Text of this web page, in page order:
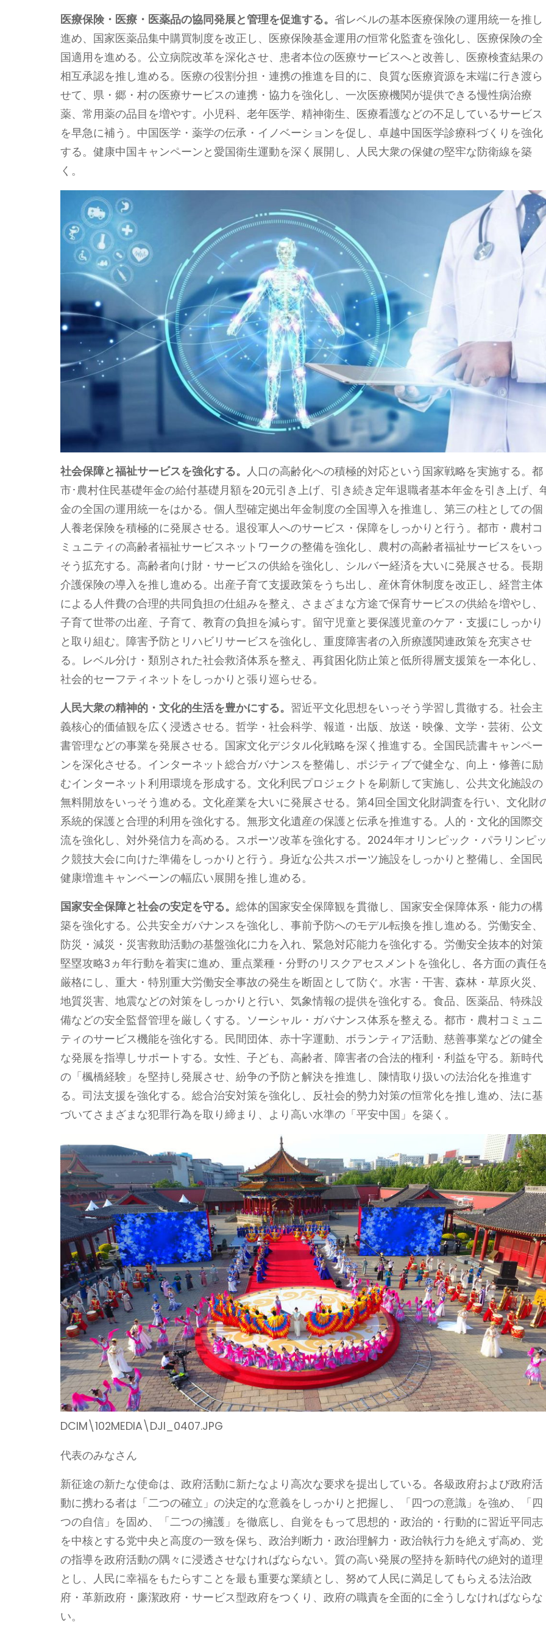
医療保険・医療・医薬品の協同発展と管理を促進する。省レベルの基本医療保険の運用統一を推し
進め、国家医薬品集中購買制度を改正し、医療保険基金運用の恒常化監査を強化し、医療保険の全
国適用を進める。公立病院改革を深化させ、患者本位の医療サービスへと改善し、医療検査結果の
相互承認を推し進める。医療の役割分担・連携の推進を目的に、良質な医療資源を末端に行き渡ら
せて、県・郷・村の医療サービスの連携・協力を強化し、一次医療機関が提供できる慢性病治療
薬、常用薬の品目を増やす。小児科、老年医学、精神衛生、医療看護などの不足しているサービス
を早急に補う。中国医学・薬学の伝承・イノベーションを促し、卓越中国医学診療科づくりを強化
する。健康中国キャンペーンと愛国衛生運動を深く展開し、人民大衆の保健の堅牢な防衛線を築
く。
社会保障と福祉サービスを強化する。 人口の高齢化への積極的対応という国家戦略を実施する。都
市･農村住民基礎年金の給付基礎月額を20元引き上げ、引き続き定年退職者基本年金を引き上げ、
金の全国の運用統一をはかる。個人型確定拠出年金制度の全国導入を推進し、第三の柱としての個
人養老保険を積極的に発展させる。退役軍人へのサービス・保障をしっかりと行う。都市・農村コ
ミュニティの高齢者福祉サービスネットワークの整備を強化し、農村の高齢者福祉サービスをいっ
そう拡充する。高齢者向け財・サービスの供給を強化し、シルバー経済を大いに発展させる。長期
介護保険の導入を推し進める。出産子育て支援政策をうち出し、産休育休制度を改正し、経営主体
による人件費の合理的共同負担の仕組みを整え、さまざまな方途で保育サービスの供給を増やし、
子育て世帯の出産、子育て、教育の負担を減らす。留守児童と要保護児童のケア・支援にしっかり
と取り組む。障害予防とリハビリサービスを強化し、重度障害者の入所療護関連政策を充実させ
る。レベル分け・類別された社会救済体系を整え、再貧困化防止策と低所得層支援策を一本化し、
社会的セーフティネットをしっかりと張り巡らせる。
人民大衆の精神的 ・文化的生活を豊かにする。 習近平文化思想をいっそう学習し貫徹する。社会主
義核心的価値観を広く浸透させる。哲学・社会科学、報道・出版、放送・映像、文学・芸術、公文
書管理などの事業を発展させる。国家文化デジタル化戦略を深く推進する。全国民読書キャンペー
ンを深化させる。インターネット総合ガバナンスを整備し、ポジティブで健全な、向上・修善に励
むインターネット利用環境を形成する。文化利民プロジェクトを刷新して実施し、公共文化施設の
無料開放をいっそう進める。文化産業を大いに発展させる。第4回全国文化財調査を行い、文化財
系統的保護と合理的利用を強化する。無形文化遺産の保護と伝承を推進する。人的・文化的国際交
流を強化し、対外発信力を高める。スポーツ改革を強化する。2024年オリンピック・パラリンピッ
ク競技大会に向けた準備をしっかりと行う。身近な公共スポーツ施設をしっかりと整備し、全国民
健康増進キャンペーンの幅広い展開を推し進める。
国家安全保障と社会の安定を守る。総体的国家安全保障観を貫徹し、国家安全保障体系・能力の構
築を強化する。公共安全ガバナンスを強化し、事前予防へのモデル転換を推し進める。労働安全、
防災・減災・災害救助活動の基盤強化に力を入れ、緊急対応能力を強化する。労働安全抜本的対策
堅塁攻略3ヵ年行動を着実に進め、重点業種・分野のリスクアセスメントを強化し、各方面の責任
厳格にし、重大・特別重大労働安全事故の発生を断固として防ぐ。水害・干害、森林・草原火災、
地質災害、地震などの対策をしっかりと行い、気象情報の提供を強化する。食品、医薬品、特殊設
備などの安全監督管理を厳しくする。ソーシャル・ガバナンス体系を整える。都市・農村コミュニ
ティのサービス機能を強化する。民間団体、赤十字運動、ボランティア活動、慈善事業などの健全
な発展を指導しサポートする。女性、子ども、高齢者、障害者の合法的権利・利益を守る。新時代
の「楓橋経験」を堅持し発展させ、紛争の予防と解決を推進し、陳情取り扱いの法治化を推進す
る。司法支援を強化する。総合治安対策を強化し、反社会的勢力対策の恒常化を推し進め、法に基
づいてさまざまな犯罪行為を取り締まり、より高い水準の「平安中国」を築く。
DCIM\102MEDIA\DJI_0407.JPG
代表のみなさん
新征途の新たな使命は、政府活動に新たなより高次な要求を提出している。各級政府および政府活
動に携わる者は「二つの確立」の決定的な意義をしっかりと把握し、「四つの意識」を強め、「四
つの自信」を固め、「二つの擁護」を徹底し、自覚をもって思想的・政治的・行動的に習近平同志
を中核とする党中央と高度の一致を保ち、政治判断力・政治理解力・政治執行力を絶えず高め、党
の指導を政府活動の隅々に浸透させなければならない。質の高い発展の堅持を新時代の絶対的道理
とし、人民に幸福をもたらすことを最も重要な業績とし、努めて人民に満足してもらえる法治政
府・革新政府・廉潔政府・サービス型政府をつくり、政府の職責を全面的に全うしなければならな
い。